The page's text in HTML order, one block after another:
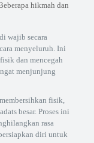
hikmah dan
wajib secara
menyeluruh. Ini
dan mencegah
menjunjung
fisik,
besar. Proses ini
rasa
diri untuk